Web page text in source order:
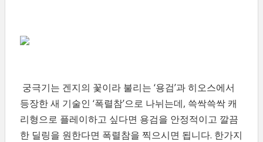
궁극기는 겐지의 꽃이라 불리는 ‘용검’과 히오스에서
등장한 새 기술인 ‘폭렬참’으로 나뉘는데, 쓱싹쓱싹 캐
리형으로 플레이하고 싶다면 용검을 안정적이고 깔끔
한 딜링을 원한다면 폭렬참을 찍으시면 됩니다. 한가지